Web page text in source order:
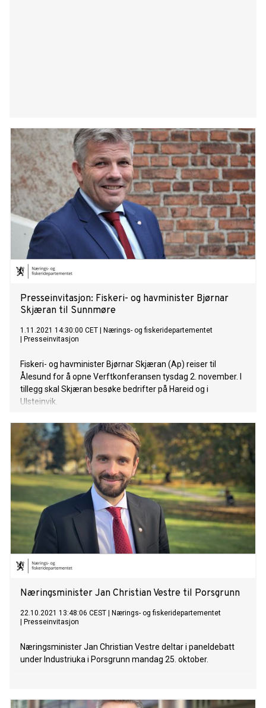
Presseinvitasjon: Fiskeri- og havminister Bjørnar
Skjæran til Sunnmøre
1.11.2021 14:30:00 CET
Nærings- og fiskeridepartementet
Presseinvitasjon
Fiskeri- og havminister Bjørnar Skjæran (Ap) reiser til
Ålesund for å opne Verftkonferansen tysdag 2. november. I
tillegg skal Skjæran besøke bedrifter på Hareid og i
Ulsteinvik.
Næringsminister Jan Christian Vestre til Porsgrunn
22.10.2021 13:48:06 CEST
Nærings- og fiskeridepartementet
Presseinvitasjon
Næringsminister Jan Christian Vestre deltar i paneldebatt
under Industriuka i Porsgrunn mandag 25. oktober.